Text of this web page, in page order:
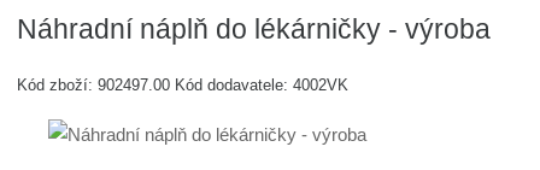
Náhradní náplň do lékárničky - výroba
Kód zboží:902497.00 Kód dodavatele:4002VK